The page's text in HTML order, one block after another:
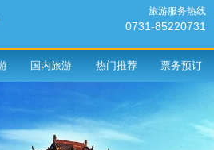
旅游服务热线
0731-85220731
国内旅游 热门推荐 票务预订